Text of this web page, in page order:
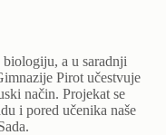
a u saradnji
Pirot učestvuje
način. Projekat se
i pored učenika naše